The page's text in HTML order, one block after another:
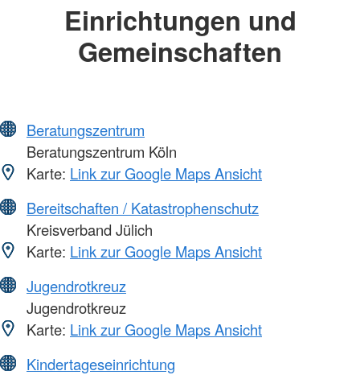
Einrichtungen und
Gemeinschaften
Beratungszentrum
Beratungszentrum Köln
Karte: Link zur Google Maps Ansicht
Bereitschaften / Katastrophenschutz
Kreisverband Jülich
Karte: Link zur Google Maps Ansicht
Jugendrotkreuz
Jugendrotkreuz
Karte: Link zur Google Maps Ansicht
Kindertageseinrichtung